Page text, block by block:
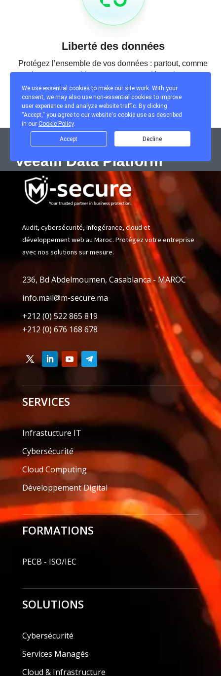
Audit, cybersécurité, Infogérance, cloud et
développement web au Maroc. Protégez votre entreprise
avec nos solutions sur mesure.
236, Bd Abdelmoumen, Casablanca - MAROC
info.mail@m-secure.ma
+212 (0) 522 865 819
+212 (0) 676 168 678
SERVICES
Infrastucture IT
Cybersécurité
Cloud Computing
Développement Digital
FORMATIONS
PECB - ISO/IEC
SOLUTIONS
Cybersécurité
Services Managés
Cloud & Infrastructure